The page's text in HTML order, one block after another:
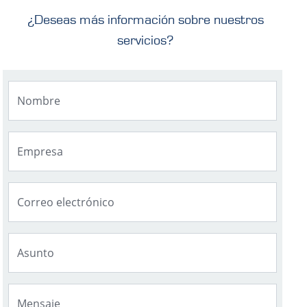
¿Deseas más información sobre nuestros
servicios?
Nombre
Empresa
Correo electrónico
Asunto
Mensaje